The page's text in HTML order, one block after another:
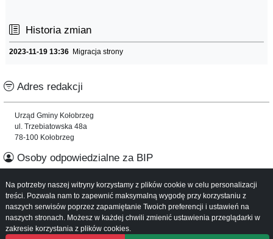
Historia zmian
2023-11-19 13:36 Migracja strony
Adres redakcji
Urząd Gminy Kołobrzeg
ul. Trzebiatowska 48a
78-100 Kołobrzeg
Osoby odpowiedzialne za BIP
Informacje o serwisie
Mapa serwisu
Instrukcja obsługi
Na potrzeby naszej witryny korzystamy z plików cookie w celu personalizacji
treści. Pozwala nam to zapewnić maksymalną wygodę przy korzystaniu z
naszych serwisów poprzez zapamiętanie Twoich preferencji i ustawień na
naszych stronach. Możesz w każdej chwili zmienić ustawienia przeglądarki w
zakresie korzystania z plików cookies.